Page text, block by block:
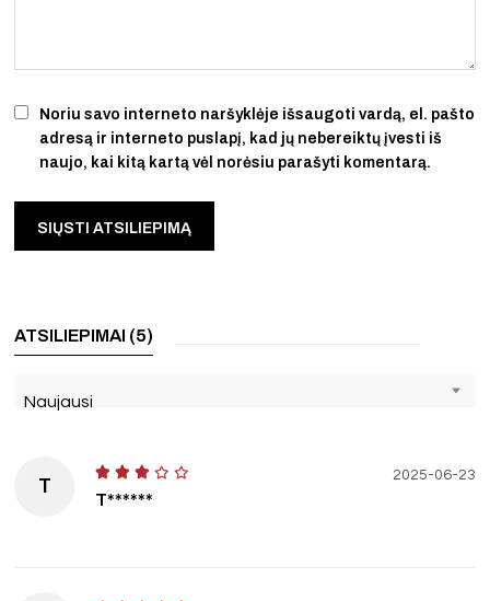
Noriu savo interneto naršyklėje išsaugoti vardą, el. pašto
adresą ir interneto puslapį, kad jų nebereiktų įvesti iš
naujo, kai kitą kartą vėl norėsiu parašyti komentarą.
ATSILIEPIMAI (5)
Naujausi
T
T******
2025-06-23